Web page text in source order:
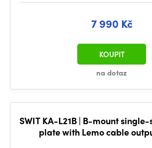
7 990 Kč
na dotaz
KOUPIT
SWIT KA-L21B | B-mount
plate with Lemo cable